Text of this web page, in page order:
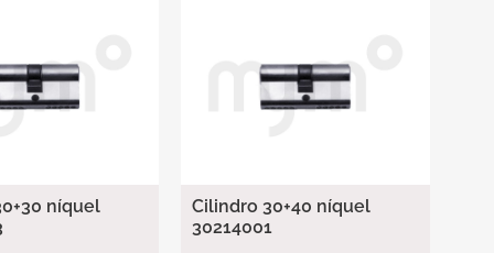
níquel
Cilindro 30+40 níquel
30214001